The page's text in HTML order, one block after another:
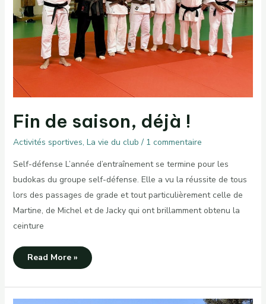
Fin de saison, déjà !
Activités sportives, La vie du club / 1 commentaire
Self-défense L’année d’entraînement se termine pour les
budokas du groupe self-défense. Elle a vu la réussite de tous
lors des passages de grade et tout particulièrement celle de
Martine, de Michel et de Jacky qui ont brillamment obtenu la
ceinture
Fin
!
Read More »